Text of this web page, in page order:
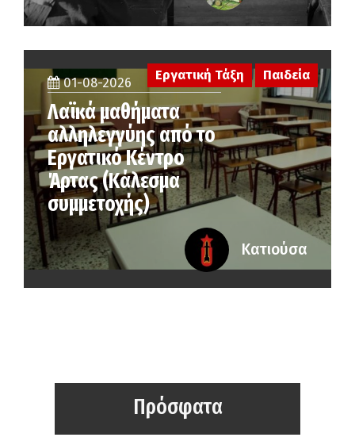
01-08-2026
Λαϊκά μαθήματα
αλληλεγγύης από το
Εργατικό Κέντρο
Άρτας (Κάλεσμα
συμμετοχής)
Εργατική Τάξη Παιδεία
Κατιούσα
Πρόσφατα